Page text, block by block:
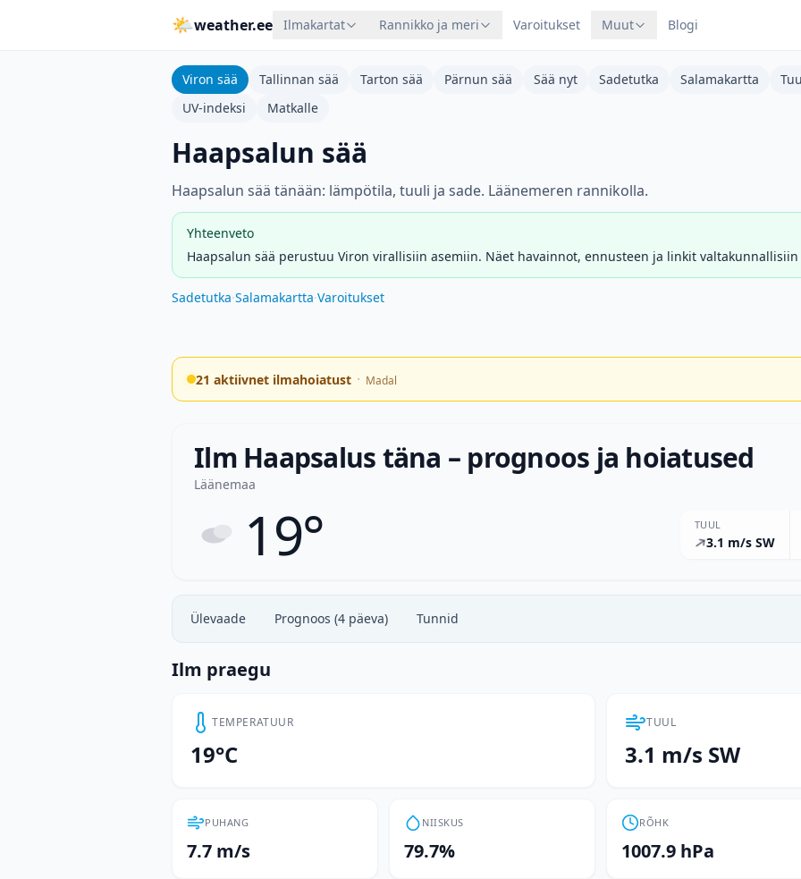
🌤weather.ee Ilmakartat Rannikko ja meri Varoitukset Muut Blogi
Viron sää Tallinnan sää Tarton sää Pärnun sää Sää nyt Sadetutka Salamakartta
UV-indeksi
Matkalle
Haapsalun sää
Haapsalun sää tänään: lämpötila, tuuli ja sade. Läänemeren rannikolla.
Yhteenveto
Haapsalun sää perustuu Viron virallisiin asemiin. Näet havainnot, ennusteen ja linkit
Sadetutka·Salamakartta·Varoitukset
21 aktiivnet ilmahoiatust · Madal
Ilm Haapsalus täna – prognoos ja hoiatused
Läänemaa
19° TUUL
3.1 m/s SW
Ülevaade Prognoos (4 päeva) Tunnid
Ilm praegu
TEMPERATUUR
19°C
TUUL
3.1 m/s SW
PUHANG
7.7 m/s
NIISKUS
79.7%
RÕHK
1007.9 hPa